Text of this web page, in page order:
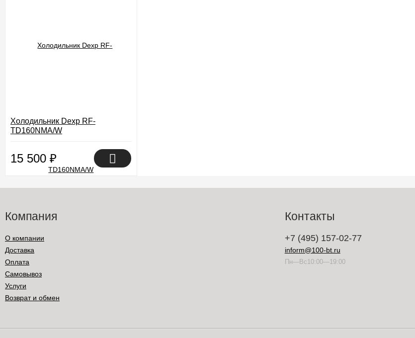
Холодильник Dexp RF-
TD160NMA/W
15 500 ₽
Компания
О компании
Доставка
Оплата
Самовывоз
Услуги
Возврат и обмен
Контакты
+7 (495) 157-02-77
inform@100-bt.ru
Пн—Вс10:00—19:00